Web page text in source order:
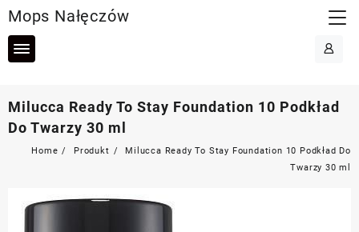
to
content
Mops Nałęczów
Milucca Ready To Stay Foundation 10 Podkład
Do Twarzy 30 ml
Home Produkt
Milucca Ready To Stay Foundation 10 Podkład Do
Twarzy 30 ml